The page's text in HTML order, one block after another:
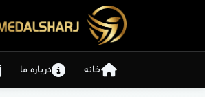
خانه درباره ما